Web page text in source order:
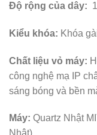
Độ rộng của dây:
Kiểu khóa: Khóa
Chất liệu vỏ máy:
công nghệ mạ IP
sáng bóng và bền
Máy: Quartz Nhật